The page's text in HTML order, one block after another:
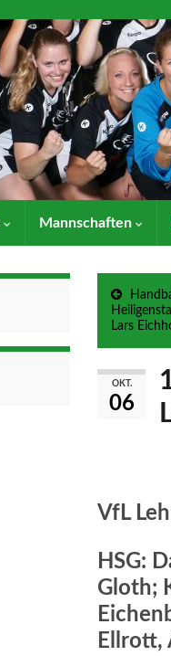
Mannschaften
Lars
OKT.
06
VfL
HSG:
Gloth;
Ellrott,